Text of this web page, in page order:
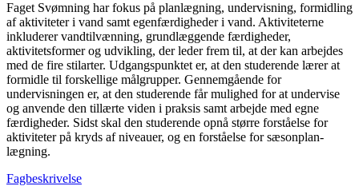
Faget Svømning har fokus på planlægning, undervisning, formidling
af aktiviteteri vand samt egenfærdigheder i vand. Aktiviteterne
inkluderer vandtilvænning, grundlæggende færdigheder,
aktivitetsformer og udvikling, der leder frem til, at der kan arbejdes
med de fire stilarter. Udgangspunktet er, at den studerende lærer at
formidle til forskellige målgrupper. Gennemgående for
undervisningen er, at den studerende får mulighed for at undervise
og anvende den tillærte viden i praksis samt arbejde med egne
færdigheder. Sidst skal den studerende opnå større forståelse for
aktiviteter på kryds af niveauer, og en forståelse for sæsonplan-
lægning.
Fagbeskrivelse